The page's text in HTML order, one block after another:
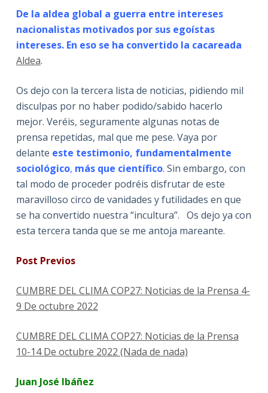
De la aldea global a guerra entre intereses
nacionalistas motivados por sus egoístas
intereses. En eso se ha convertido la cacareada
Aldea.
Os dejo con la tercera lista de noticias, pidiendo mil
disculpas por no haber podido/sabido hacerlo
mejor. Veréis, seguramente algunas notas de
prensa repetidas, mal que me pese. Vaya por
delante este testimonio, fundamentalmente
sociológico, más que científico. Sin embargo, con
tal modo de proceder podréis disfrutar de este
maravilloso circo de vanidades y futilidades en que
se ha convertido nuestra “incultura”. Os dejo ya con
esta tercera tanda que se me antoja mareante.
Post Previos
CUMBRE DEL CLIMA COP27: Noticias de la Prensa 4-
9 De octubre 2022
CUMBRE DEL CLIMA COP27: Noticias de la Prensa
10-14 De octubre 2022 (Nada de nada)
Juan José Ibáñez